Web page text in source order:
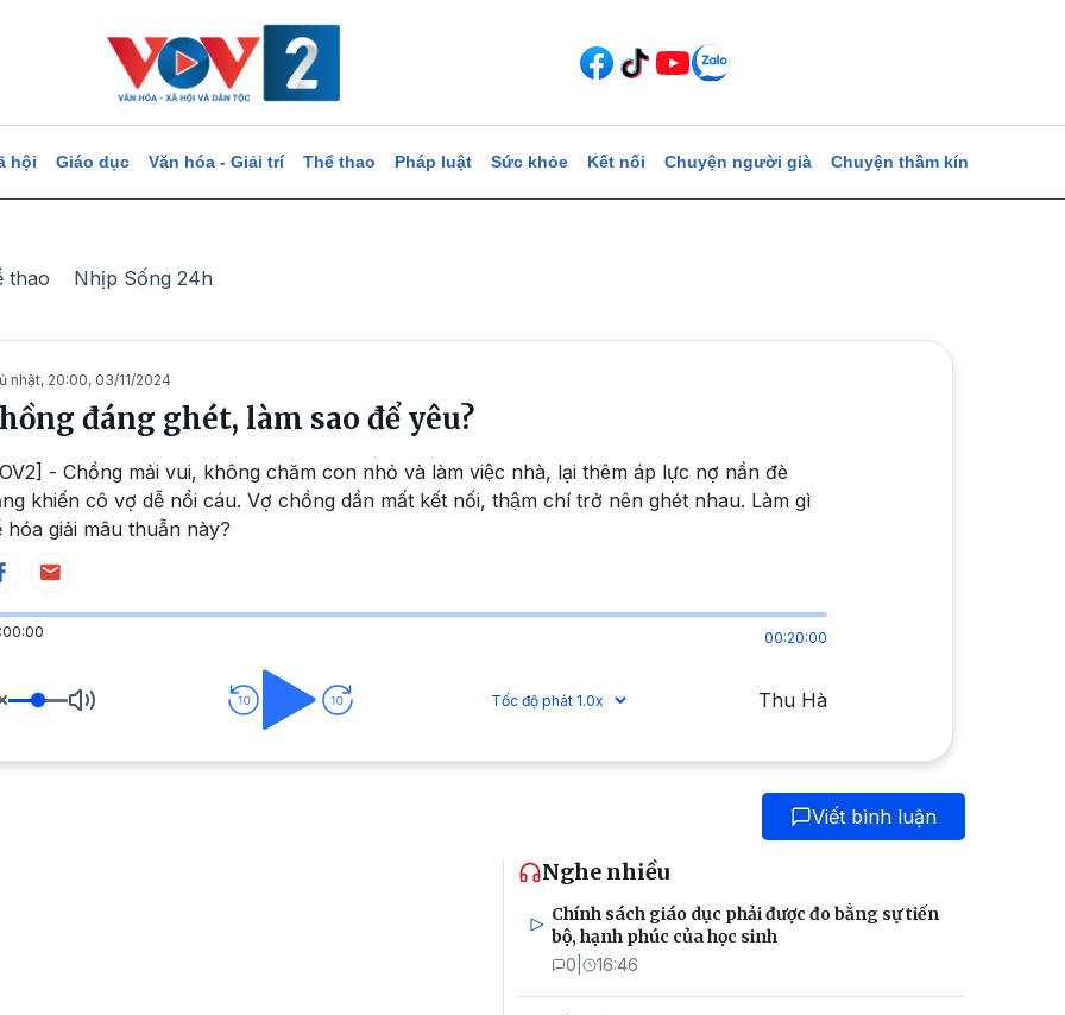
hội Giáo dục Văn hóa - Giải trí Thể thao Pháp luật Sức khỏe Kết nối Chuyện người già Chuyện thầm kín
thao Nhịp Sống 24h
nhật, 20:00, 03/11/2024
đáng ghét, làm sao để yêu?
- Chồng mải vui, không chăm con nhỏ và làm việc nhà, lại thêm áp lực nợ nần đè
khiến cô vợ dễ nổi cáu. Vợ chồng dần mất kết nối, thậm chí trở nên ghét nhau. Làm gì
hóa giải mâu thuẫn này?
00:20:00
Thu Hà
Viết bình luận
Nghe nhiều
Chính sách giáo dục phải được đo bằng sự tiến
bộ, hạnh phúc của học sinh
0 16:46